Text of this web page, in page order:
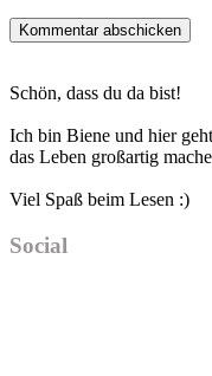
Sidebar
Schön, dass du da bist!
Ich bin Biene und hier
das Leben großartig
Viel Spaß beim Lesen :)
Social